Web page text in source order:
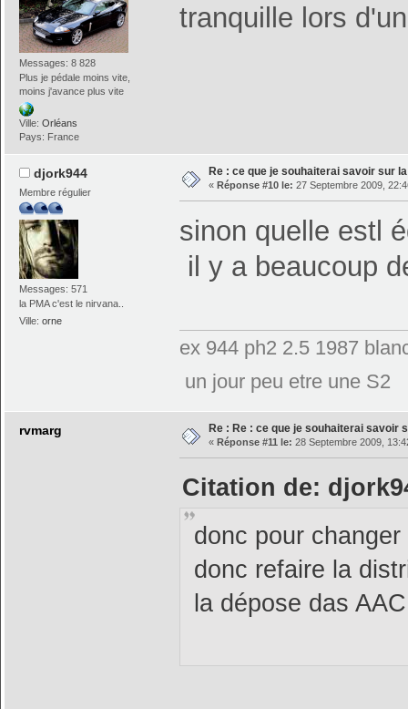
Messages: 8 828
Plus je pédale moins vite,
moins j'avance plus vite
Ville:Orléans
Pays: France
tranquille lors
djork944
Membre régulier
Messages: 571
la PMA c'est le nirvana..
Ville:orne
Re : ce que je souhaiterai savoir sur la
« Réponse #10 le: 27 Septembre 2009,
sinon quelle estl
il y a beaucoup
ex 944 ph2 2.5 1987
un jour peu etre une S2
rvmarg Re : Re : ce que je souhaiterai savoir
« Réponse #11 le: 28 Septembre 2009,
Citation de:
donc pour
donc refaire la
la dépose das